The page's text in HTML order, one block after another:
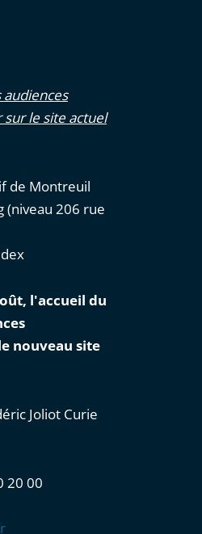
audiences
le site actuel
de Montreuil
(niveau 206 rue
l'accueil du
nouveau site
Joliot Curie
20 00